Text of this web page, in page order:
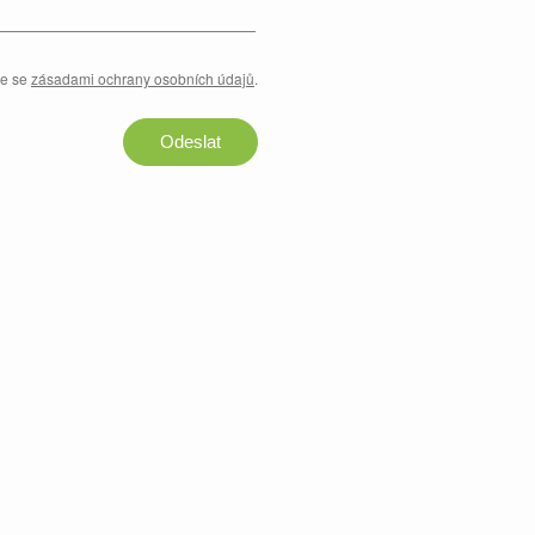
se zásadami ochrany osobních údajů.
Odeslat